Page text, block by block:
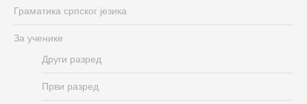
Граматика српског језика
За ученике
Други разред
Први разред